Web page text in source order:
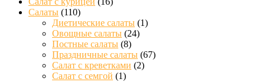
Салаты (110)
Диетические салаты (1)
Овощные салаты (24)
Постные салаты (8)
Праздничные салаты (67)
Салат с креветками (2)
Салат с семгой (1)